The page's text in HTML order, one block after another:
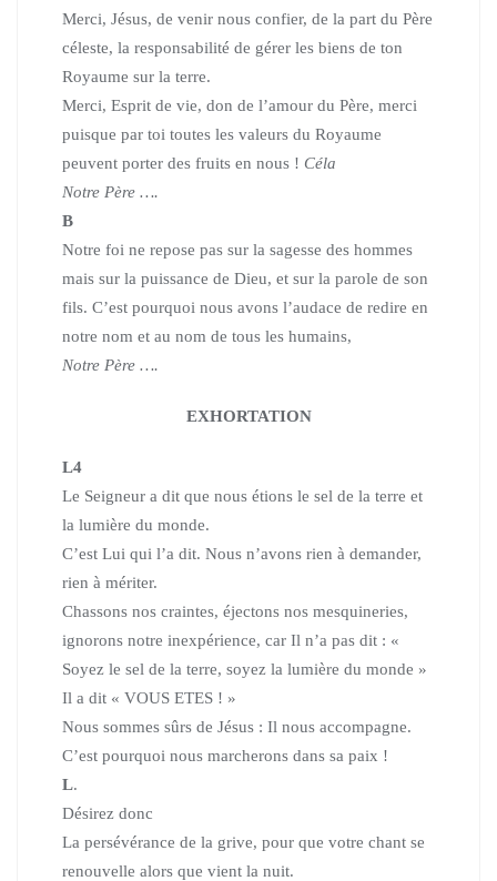
Merci, Jésus, de venir nous confier, de la part du Père
céleste, la responsabilité de gérer les biens de ton
Royaume sur la terre.
Merci, Esprit de vie, don de l’amour du Père, merci
puisque par toi toutes les valeurs du Royaume
peuvent porter des fruits en nous ! Céla
Notre Père ….
B
Notre foi ne repose pas sur la sagesse des hommes
mais sur la puissance de Dieu, et sur la parole de son
fils. C’est pourquoi nous avons l’audace de redire en
notre nom et au nom de tous les humains,
Notre Père ….
EXHORTATION
L4
Le Seigneur a dit que nous étions le sel de la terre et
la lumière du monde.
C’est Lui qui l’a dit. Nous n’avons rien à demander,
rien à mériter.
Chassons nos craintes, éjectons nos mesquineries,
ignorons notre inexpérience, car Il n’a pas dit : «
Soyez le sel de la terre, soyez la lumière du monde »
Il a dit « VOUS ETES ! »
Nous sommes sûrs de Jésus : Il nous accompagne.
C’est pourquoi nous marcherons dans sa paix !
L.
Désirez donc
La persévérance de la grive, pour que votre chant se
renouvelle alors que vient la nuit.